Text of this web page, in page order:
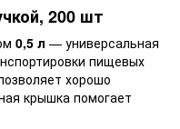
200 шт
0,5 л — универсальная
пищевых
хорошо
крышка помогает